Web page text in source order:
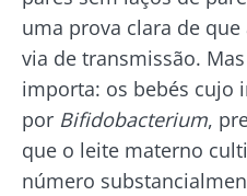
uma prova clara de
via de transmissão.
importa: os bebés cujo
por Bifidobacterium,
que o leite materno
número